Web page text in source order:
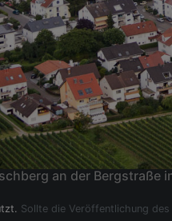
an der Bergstraße
Sollte die Veröffentlichung